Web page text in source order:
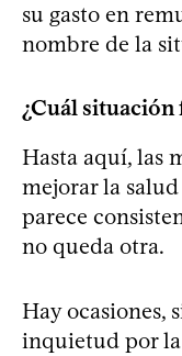
su gasto en
nombre de la
¿Cuál situación
Hasta aquí, las
mejorar la
parece
no queda otra.
Hay ocasiones,
inquietud por la